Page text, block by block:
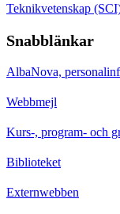
Teknikvetenskap
Snabblänkar
AlbaNova,
Webbmejl
Kurs-, program- och
Biblioteket
Externwebben